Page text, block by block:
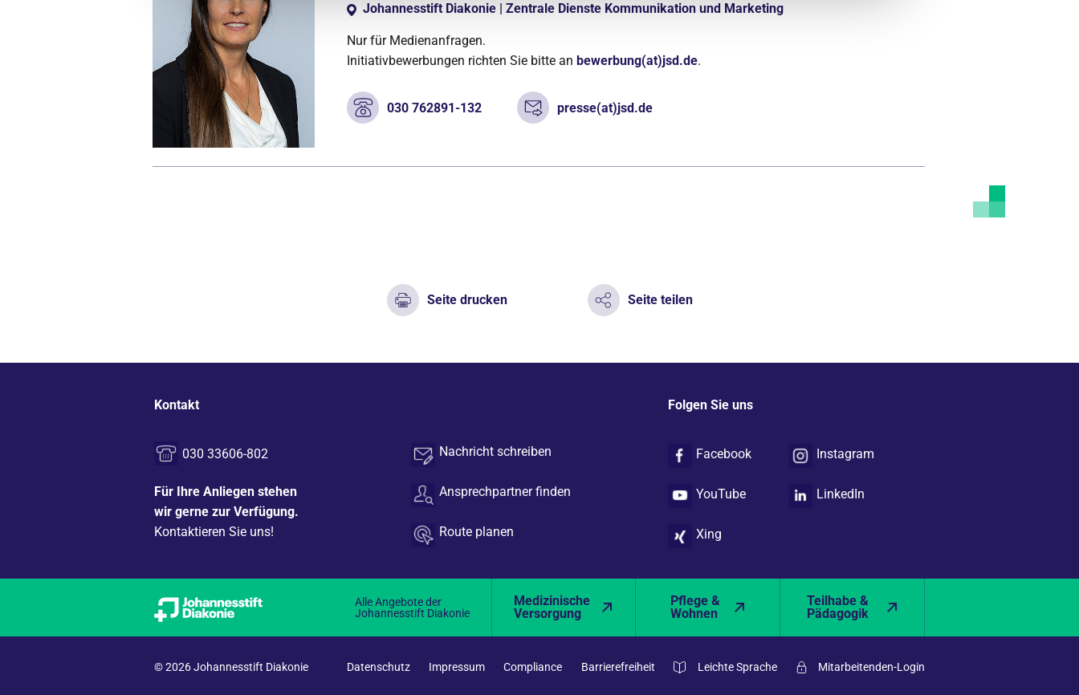
Johannesstift Diakonie | Zentrale Dienste Kommunikation und Marketing
Nur für Medienanfragen.
Initiativbewerbungen richten Sie bitte an bewerbung(at)jsd.de.
030 762891-132 presse(at)jsd.de
Seite drucken Seite teilen
Kontakt
030 33606-802
Für Ihre Anliegen stehen
wir gerne zur Verfügung.
Kontaktieren Sie uns!
Nachricht schreiben
Ansprechpartner finden
Route planen
Folgen Sie uns
Facebook Instagram
YouTube LinkedIn
Xing
Alle Angebote der
Johannesstift Diakonie
Medizinische
Versorgung
Pflege &
Wohnen
Teilhabe &
Pädagogik
© 2026 Johannesstift Diakonie Datenschutz Impressum Compliance Barrierefreiheit Leichte Sprache Mitarbeitenden-Login